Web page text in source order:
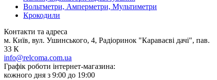
Вольтметри, Амперметри, Мультиметри
Крокодили
Контакти та адреса
м. Київ, вул. Ушинського, 4, Радіоринок "Караваєві дачі", пав.
33 К
info@relcoma.com.ua
Графік роботи інтернет-магазина:
кожного дня з 9:00 до 19:00